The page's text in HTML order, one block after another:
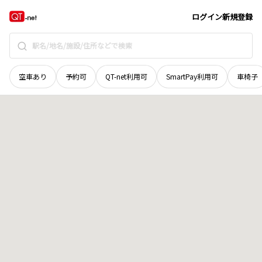
ログイン新規登録
空車あり 予約可 QT-net利用可 SmartPay利用可 車椅子
香川県